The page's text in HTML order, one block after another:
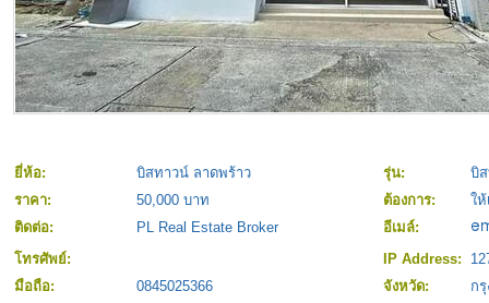
ยี่ห้อ: บิสทาวน์ ลาดพร้าว รุ่น:
บิ
ราคา:
50,000 บาท ต้องการ:
ให้
ติดต่อ:
PL Real Estate Broker
อีเมล์:
โทรศัพย์:
IP Address:
มือถือ:
0845025366 จังหวัด:
ก